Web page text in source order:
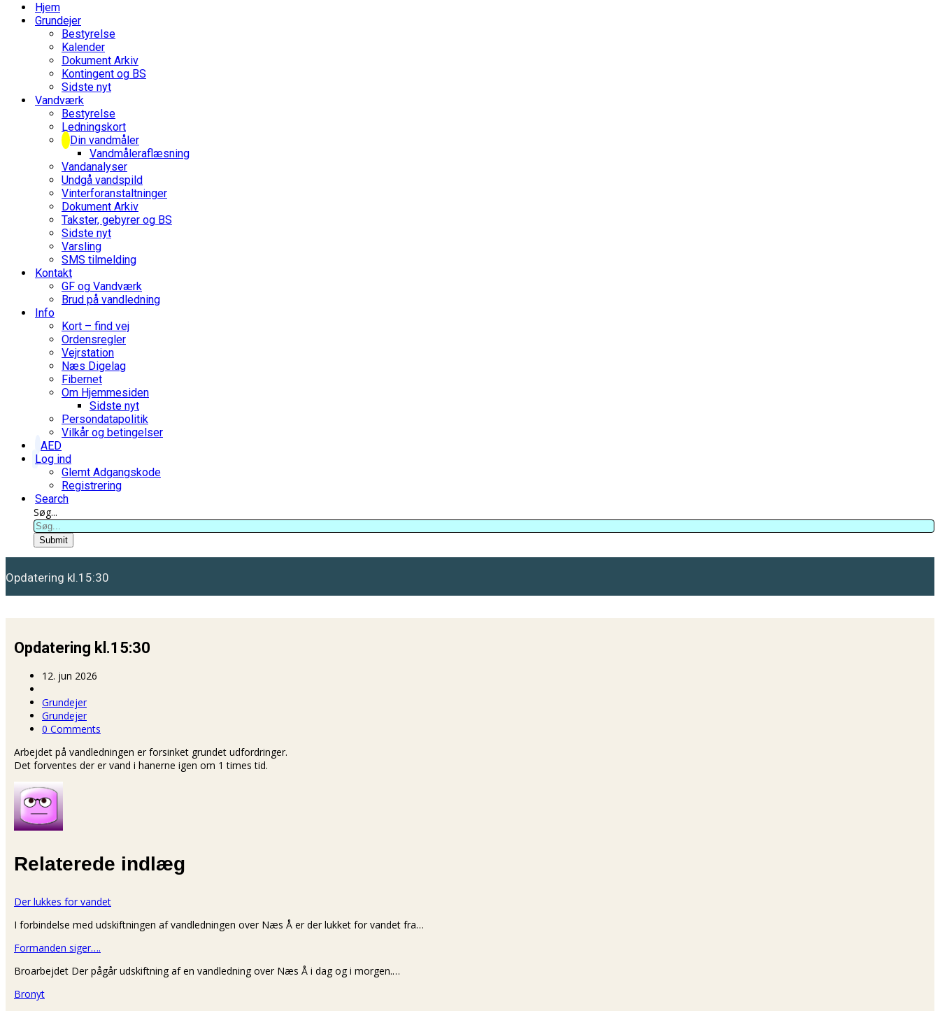
Hjem
Grundejer
Bestyrelse
Kalender
Dokument Arkiv
Kontingent og BS
Sidste nyt
Vandværk
Bestyrelse
Ledningskort
Din vandmåler
Vandmåleraflæsning
Vandanalyser
Undgå vandspild
Vinterforanstaltninger
Dokument Arkiv
Takster, gebyrer og BS
Sidste nyt
Varsling
SMS tilmelding
Kontakt
GF og Vandværk
Brud på vandledning
Info
Kort – find vej
Ordensregler
Vejrstation
Næs Digelag
Fibernet
Om Hjemmesiden
Sidste nyt
Persondatapolitik
Vilkår og betingelser
AED
Log ind
Glemt Adgangskode
Registrering
Search
Søg...
Submit
Opdatering kl.15:30
Opdatering kl.15:30
12. jun 2026
Grundejer
Grundejer
0 Comments
Arbejdet på vandledningen er forsinket grundet udfordringer.
Det forventes der er vand i hanerne igen om 1 times tid.
Relaterede indlæg
Der lukkes for vandet
I forbindelse med udskiftningen af vandledningen over Næs Å er der lukket for vandet fra…
Formanden siger….
Broarbejdet Der pågår udskiftning af en vandledning over Næs Å i dag og i morgen.…
Bronyt